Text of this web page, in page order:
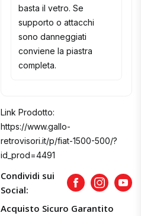
basta il vetro. Se
supporto o attacchi
sono danneggiati
conviene la piastra
completa.
Link Prodotto:
https://www.gallo-
retrovisori.it/p/fiat-1500-500/?
id_prod=4491
Condividi sui
Social:
FacebookInstagram
Acquisto Sicuro Garantito